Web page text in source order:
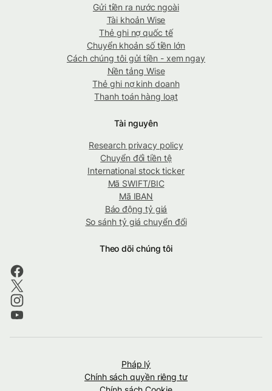
Gửi tiền ra nước ngoài
Tài khoản Wise
Thẻ ghi nợ quốc tế
Chuyển khoản số tiền lớn
Cách chúng tôi gửi tiền - xem ngay
Nền tảng Wise
Thẻ ghi nợ kinh doanh
Thanh toán hàng loạt
Tài nguyên
Research privacy policy
Chuyển đổi tiền tệ
International stock ticker
Mã SWIFT/BIC
Mã IBAN
Báo động tỷ giá
So sánh tỷ giá chuyển đổi
Theo dõi chúng tôi
Pháp lý
Chính sách quyền riêng tư